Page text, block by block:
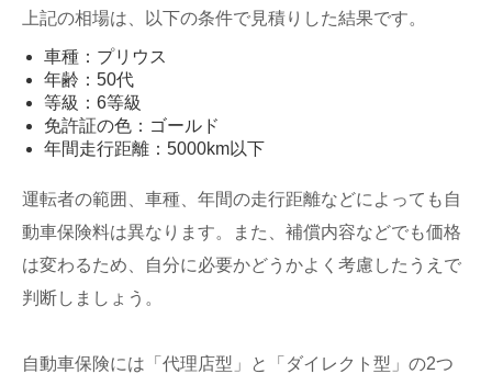
上記の相場は、以下の条件で見積りした結果です。
車種：プリウス
年齢：50代
等級：6等級
免許証の色：ゴールド
年間走行距離：5000km以下
運転者の範囲、車種、年間の走行距離などによっても自
動車保険料は異なります。また、補償内容などでも価格
は変わるため、自分に必要かどうかよく考慮したうえで
判断しましょう。
自動車保険には「代理店型」と「ダイレクト型」の2つ